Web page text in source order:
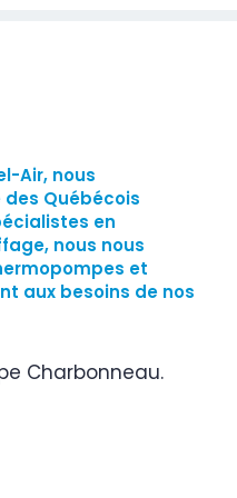
Air, nous
Québécois
en
nous nous
et
aux besoins de nos
Charbonneau.